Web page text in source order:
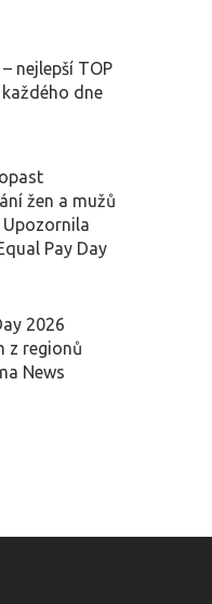
nejlepší TOP
dne
žen a mužů
Upozornila
Pay Day
2026
z regionů
News